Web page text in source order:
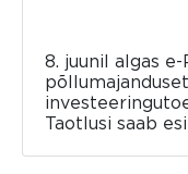
8. juunil algas
Taotlusi saab